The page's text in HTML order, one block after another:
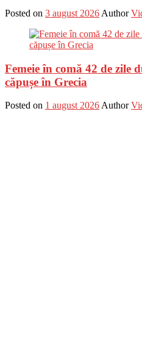
Posted on 3 august 2026 Author
Femeie în comă 42 de zile
căpușe în Grecia
Posted on 1 august 2026 Author